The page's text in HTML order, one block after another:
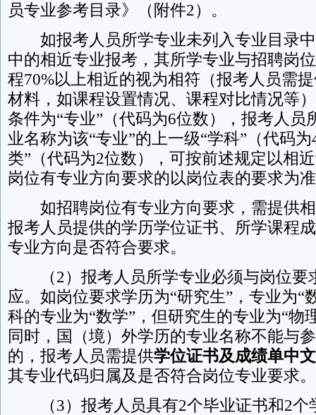
员专业参考目录》（附件2）。
如报考人员所学专业未列入专业目录中
中的相近专业报考，其所学专业与招聘岗
程70%以上相近的视为相符（报考人员需
材料，如课程设置情况、课程对比情况等
条件为“专业”（代码为6位数），报考人员
业名称为该“专业”的上一级“学科”（代码
类”（代码为2位数），可按前述规定以相
岗位有专业方向要求的以岗位表的要求为
如招聘岗位有专业方向要求，需提供相
报考人员提供的学历学位证书、所学课程
专业方向是否符合要求。
（2）报考人员所学专业必须与岗位要
应。如岗位要求学历为“研究生”，专业为“
科的专业为“数学”，但研究生的专业为“物
同时，国（境）外学历的专业名称不能与
的，报考人员需提供学位证书及成绩单中
其专业代码归属及是否符合岗位专业要求。
（3）报考人员具有2个毕业证书和2个